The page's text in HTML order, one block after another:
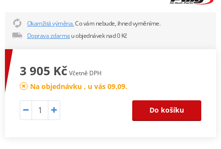
Okamžitá výměna.Co vám nebude, ihned vyměníme.
Doprava zdarma u objednávek nad 0 Kč
3 905 Kč Včetně DPH
Na objednávku , u vás 09.09.
Do košíku